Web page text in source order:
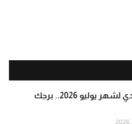
توقعات برج الجدي لشهر يوليو 2026.. برجك